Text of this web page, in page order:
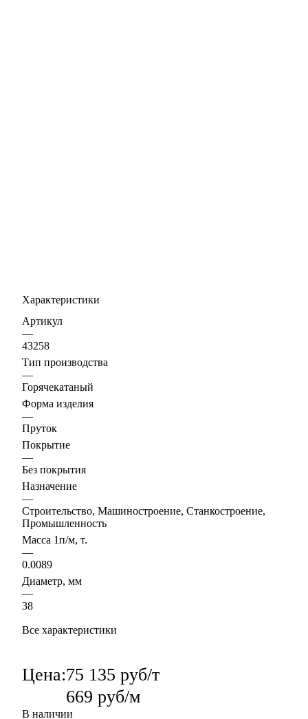
Характеристики
Артикул
—
43258
Тип производства
—
Горячекатаный
Форма изделия
—
Пруток
Покрытие
—
Без покрытия
Назначение
—
Строительство, Машиностроение, Станкостроение,
Промышленность
Масса 1п/м, т.
—
0.0089
Диаметр, мм
—
38
Все характеристики
Цена:75 135 руб/т
669 руб/м
В наличии